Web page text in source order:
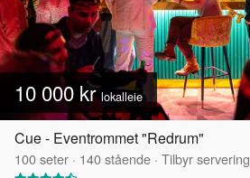
10 000 krlokalleie
Cue - Eventrommet "Redrum"
100seter · 140stående · Tilbyr servering